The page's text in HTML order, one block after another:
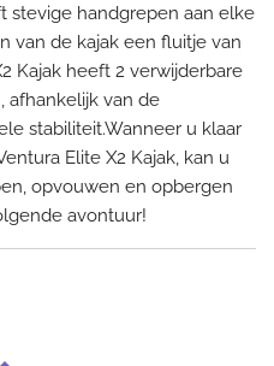
stevige handgrepen aan elke
van de kajak een fluitje van
Kajak heeft 2 verwijderbare
afhankelijk van de
stabiliteit.Wanneer u klaar
Elite X2 Kajak, kan u
opvouwen en opbergen
avontuur!